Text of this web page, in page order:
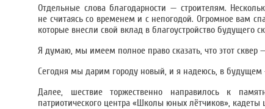
Отдельные слова благодарности — строителям.
не считаясь со временем и с непогодой. Огромное вам
которые внесли свой вклад в благоустройство будущего
Я думаю, мы имеем полное право сказать, что этот сквер
Сегодня мы дарим городу новый, и я надеюсь, в
Далее, шествие торжественно направилось к
патриотического центра «Школы юных лётчиков»,